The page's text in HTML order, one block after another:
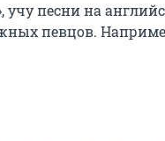
песни на
певцов.